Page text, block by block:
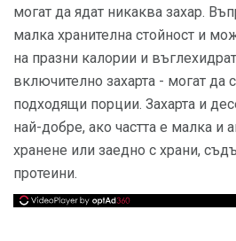
могат да ядат никаква захар.
малка хранителна стойност и
на празни калории и
включително захарта - могат да
подходящи порции. Захарта и
най-добре, ако частта е малка и
хранене или заедно с храни,
протеини.